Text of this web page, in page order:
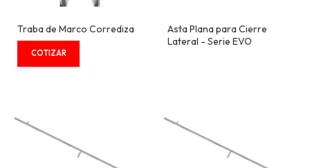
Traba de Marco Corrediza
Asta Plana para Cierre
Lateral - Serie EVO